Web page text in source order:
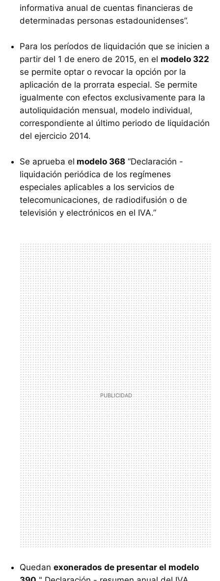
informativa anual de cuentas financieras de
determinadas personas estadounidenses”.
Para los períodos de liquidación que se inicien a
partir del 1 de enero de 2015, en el modelo 322
se permite optar o revocar la opción por la
aplicación de la prorrata especial. Se permite
igualmente con efectos exclusivamente para la
autoliquidación mensual, modelo individual,
correspondiente al último periodo de liquidación
del ejercicio 2014.
Se aprueba el modelo 368 “Declaración -
liquidación periódica de los regímenes
especiales aplicables a los servicios de
telecomunicaciones, de radiodifusión o de
televisión y electrónicos en el IVA.”
Quedan exonerados de presentar el modelo